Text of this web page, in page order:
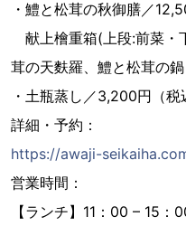
・鱧と松茸の秋御膳／
献上檜重箱(上段:前菜・
茸の天麩羅、鱧と松茸の鍋
・土瓶蒸し／3,200円（
詳細・予約：
https://awaji-
営業時間：
【ランチ】11：00 – 15：